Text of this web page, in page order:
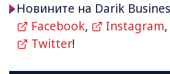
Новините на Darik
Facebook, Instagram,
Twitter!